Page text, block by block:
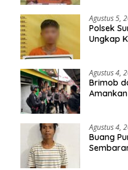
Agustus 5,
Polsek
Ungkap
Agustus 4,
Brimob
Agustus 4,
Buang